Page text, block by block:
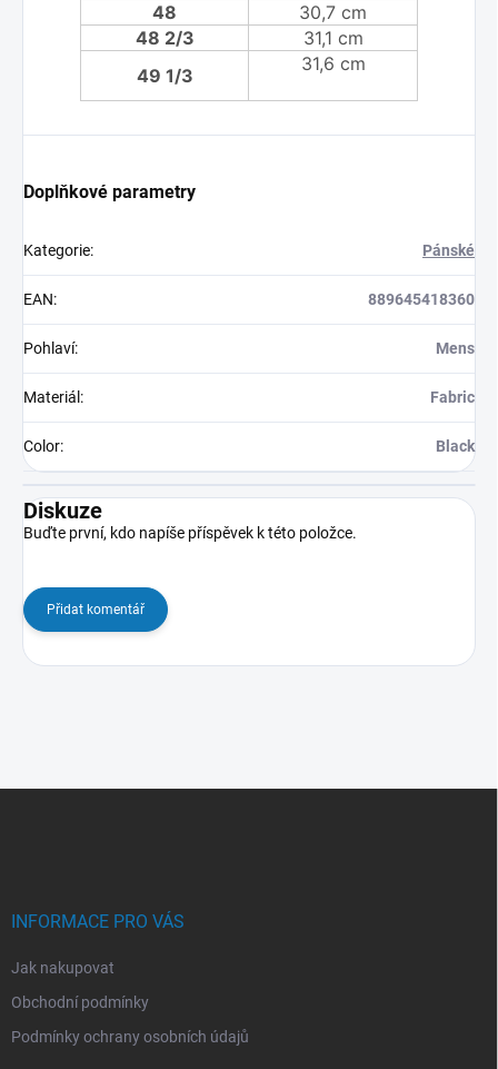
48
30,7 cm
48 2/3
31,1 cm
49 1/3
31,6 cm
Doplňkové parametry
Kategorie: Pánské
EAN: 889645418360
Pohlaví: Mens
Materiál : Fabric
Color: Black
Diskuze
Buďte první, kdo napíše příspěvek k této položce.
Přidat komentář
INFORMACE PRO VÁS
Jak nakupovat
Obchodní podmínky
Podmínky ochrany osobních údajů